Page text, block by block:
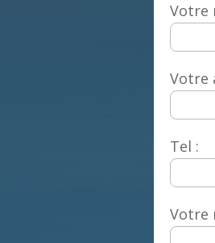
Votre
Votre
Tel :
Votre